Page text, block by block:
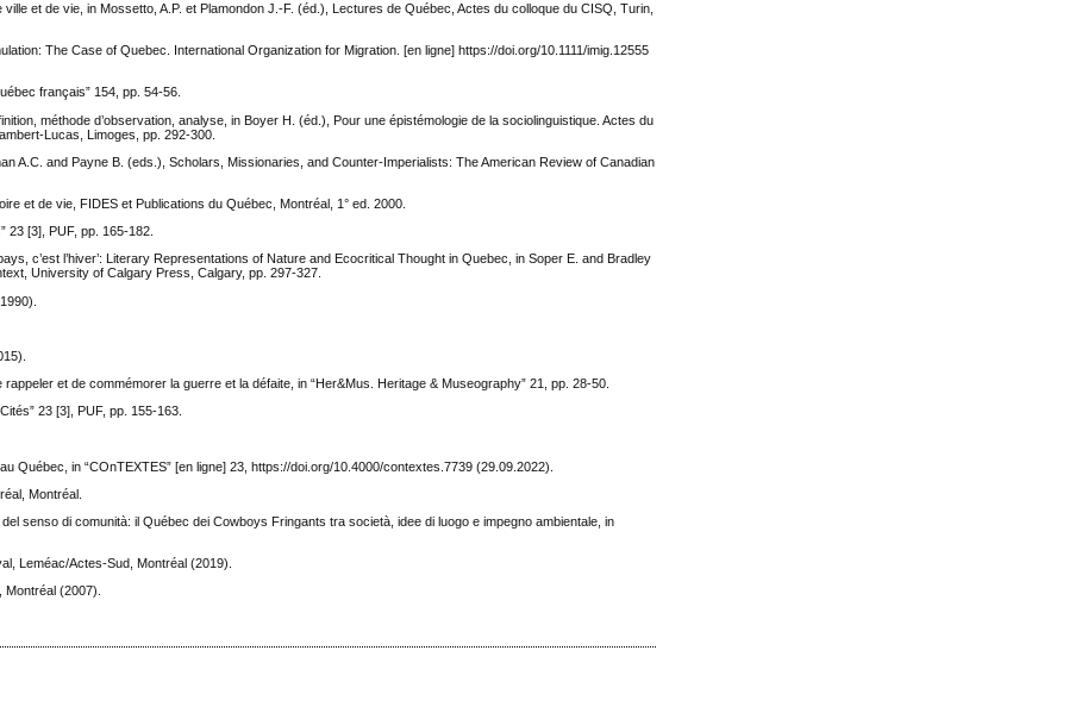
et de vie, in Mossetto, A.P. et Plamondon J.-F. (éd.), Lectures de Québec, Actes du colloque du CISQ, Turin,
The Case of Quebec. International Organization for Migration. [en ligne] https://doi.org/10.1111/imig.12555
français” 154, pp. 54-56.
méthode d’observation, analyse, in Boyer H. (éd.), Pour une épistémologie de la sociolinguistique. Actes du
Lucas, Limoges, pp. 292-300.
A.C. and Payne B. (eds.), Scholars, Missionaries, and Counter-Imperialists: The American Review of Canadian
et de vie, FIDES et Publications du Québec, Montréal, 1° ed. 2000.
23 [3], PUF, pp. 165-182.
c’est l’hiver’: Literary Representations of Nature and Ecocritical Thought in Quebec, in Soper E. and Bradley
University of Calgary Press, Calgary, pp. 297-327.
et de commémorer la guerre et la défaite, in “Her&Mus. Heritage & Museography” 21, pp. 28-50.
23 [3], PUF, pp. 155-163.
Québec, in “COnTEXTES” [en ligne] 23, https://doi.org/10.4000/contextes.7739 (29.09.2022).
Montréal.
senso di comunità: il Québec dei Cowboys Fringants tra società, idee di luogo e impegno ambientale, in
Leméac/Actes-Sud, Montréal (2019).
Montréal (2007).